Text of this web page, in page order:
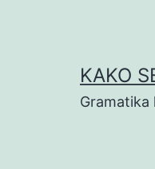
KAKO
Gramatika